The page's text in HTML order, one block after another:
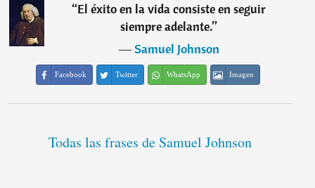
“El éxito en la vida consiste en seguir
siempre adelante.”
―Samuel Johnson
Facebook Twitter WhatsApp Imagen
Todas las frases de Samuel Johnson